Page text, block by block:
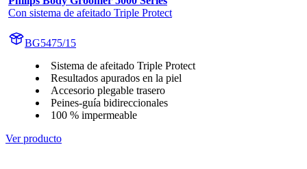
Con sistema de afeitado Triple Protect
BG5475/15
Sistema de afeitado Triple Protect
Resultados apurados en la piel
Accesorio plegable trasero
Peines-guía bidireccionales
100 % impermeable
Ver producto